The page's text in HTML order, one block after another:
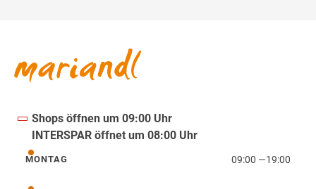
Shops öffnen um 09:00 Uhr
INTERSPAR öffnet um 08:00 Uhr
Montag
MONTAG 09:00 —19:00